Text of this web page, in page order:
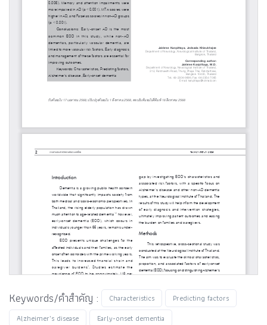
Keywords/คำสำคัญ : Characteristics
Predicting factors
Alzheimer’s disease
Early-onset dementia